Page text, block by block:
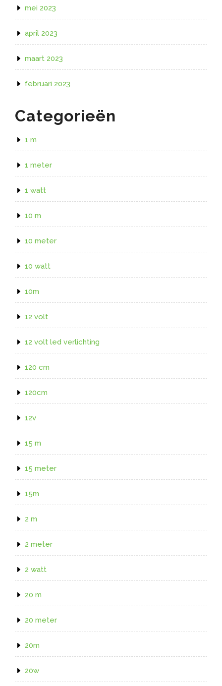
mei 2023
april 2023
maart 2023
februari 2023
Categorieën
1 m
1 meter
1 watt
10 m
10 meter
10 watt
10m
12 volt
12 volt led verlichting
120 cm
120cm
12v
15 m
15 meter
15m
2 m
2 meter
2 watt
20 m
20 meter
20m
20w